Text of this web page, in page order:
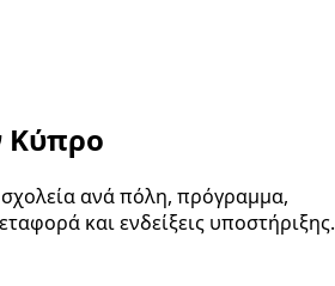
Κύπρο
σχολεία ανά πόλη, πρόγραμμα,
και ενδείξεις υποστήριξης.